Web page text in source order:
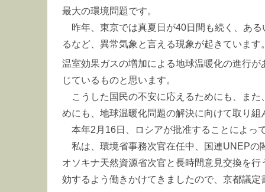
最大の環境問題です。
昨年、東京では真夏日が40日間も続く、あ
るなど、異常気象と言える現象が起きていま
温室効果ガスの増加による地球温暖化の進行
じているものと思います。
こうした国民の不安に応えるためにも、ま
めにも、地球温暖化問題の解決に向けて取り
本年2月16日、ロシアが批准することによっ
私は、環境省事務次官在任中、国連UNEPの
オソキナ天然資源省次官と長時間意見交換を
効するよう働きかけてきましたので、京都議